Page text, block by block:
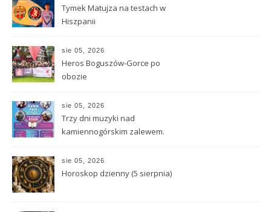
Tymek Matujza na testach w
Hiszpanii
sie 05, 2026
Heros Boguszów-Gorce po
obozie
sie 05, 2026
Trzy dni muzyki nad
kamiennogórskim zalewem.
Poparzeni Kawą Trzy
sie 05, 2026
Horoskop dzienny (5 sierpnia)